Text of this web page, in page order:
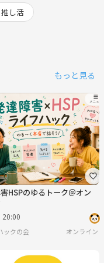
推し活
もっと見る
HSPのゆるトーク＠オン
20:00
ックの会 オンライン